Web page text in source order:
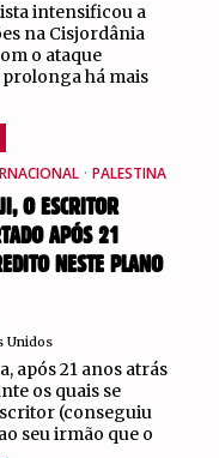
intensificou a
na Cisjordânia
o ataque
há mais
· PALESTINA
O ESCRITOR
APÓS 21
NESTE PLANO
Unidos
após 21 anos atrás
os quais se
(conseguiu
seu irmão que o